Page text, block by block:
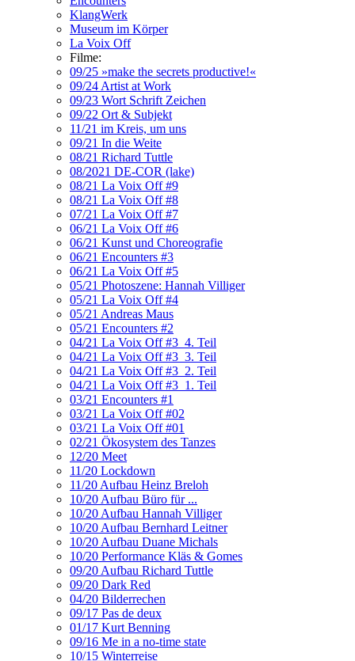
KlangWerk
Museum im Körper
La Voix Off
Filme:
09/25 »make the secrets productive!«
09/24 Artist at Work
09/23 Wort Schrift Zeichen
09/22 Ort & Subjekt
11/21 im Kreis, um uns
09/21 In die Weite
08/21 Richard Tuttle
08/2021 DE-COR (lake)
08/21 La Voix Off #9
08/21 La Voix Off #8
07/21 La Voix Off #7
06/21 La Voix Off #6
06/21 Kunst und Choreografie
06/21 Encounters #3
06/21 La Voix Off #5
05/21 Photoszene: Hannah Villiger
05/21 La Voix Off #4
05/21 Andreas Maus
05/21 Encounters #2
04/21 La Voix Off #3_4. Teil
04/21 La Voix Off #3_3. Teil
04/21 La Voix Off #3_2. Teil
04/21 La Voix Off #3_1. Teil
03/21 Encounters #1
03/21 La Voix Off #02
03/21 La Voix Off #01
02/21 Ökosystem des Tanzes
12/20 Meet
11/20 Lockdown
11/20 Aufbau Heinz Breloh
10/20 Aufbau Büro für ...
10/20 Aufbau Hannah Villiger
10/20 Aufbau Bernhard Leitner
10/20 Aufbau Duane Michals
10/20 Performance Kläs & Gomes
09/20 Aufbau Richard Tuttle
09/20 Dark Red
04/20 Bilderrechen
09/17 Pas de deux
01/17 Kurt Benning
09/16 Me in a no-time state
10/15 Winterreise